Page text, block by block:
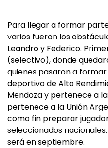
Para llegar a formar
varios fueron los
Leandro y Federico.
(selectivo), donde
quienes pasaron a
deportivo de Alto
Mendoza y pertenece a
pertenece a la Unión
como fin preparar
seleccionados
será en septiembre.